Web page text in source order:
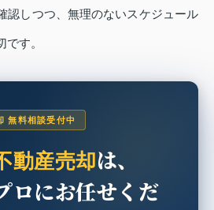
認しつつ、無理のないスケジュール
す。
無料相談受付中
動産売却は、
ロにお任せくだ